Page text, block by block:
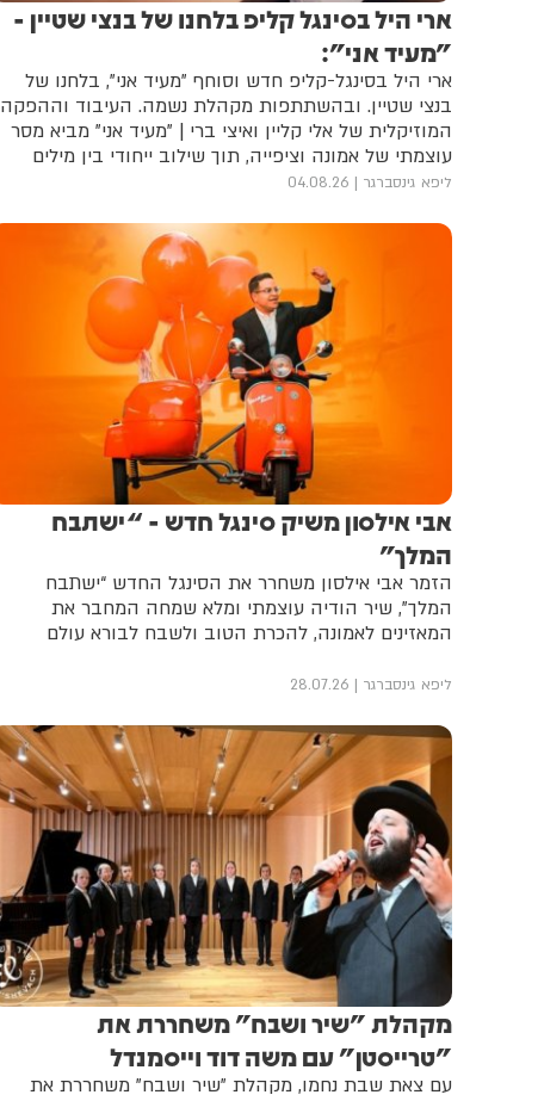
ארי היל בסינגל קליפ בלחנו של בנצי שטיין -
"מעיד אני":
ארי היל בסינגל-קליפ חדש וסוחף "מעיד אני", בלחנו של
בנצי שטיין. ובהשתתפות מקהלת נשמה. העיבוד וההפקה
המוזיקלית של אלי קליין ואיצי ברי | "מעיד אני" מביא מסר
עוצמתי של אמונה וציפייה, תוך שילוב ייחודי בין מילים
בלשון הקודש ליידיש, יחד עם קליפ מיוחד ומושקע
ליפא גינסברגר 04.08.26
אבי אילסון משיק סינגל חדש - “ישתבח
המלך”
הזמר אבי אילסון משחרר את הסינגל החדש “ישתבח
המלך”, שיר הודיה עוצמתי ומלא שמחה המחבר את
המאזינים לאמונה, להכרת הטוב ולשבח לבורא עולם
ליפא גינסברגר 28.07.26
מקהלת "שיר ושבח" משחררת את
"טרייסטן" עם משה דוד וייסמנדל
עם צאת שבת נחמו, מקהלת "שיר ושבח" משחררת את